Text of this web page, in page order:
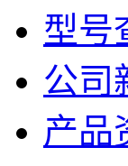
型号
公司
产品